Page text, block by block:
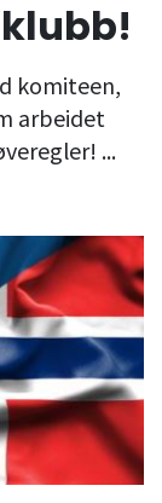
komiteen,
arbeidet
...